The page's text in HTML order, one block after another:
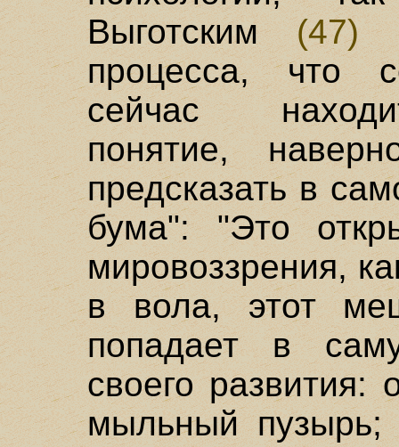
Выготским (47)
процесса, что
сейчас
понятие,
предсказать в
бума": "Это
мировоззрения,
в вола, этот
попадает в
своего развития:
мыльный пузырь;